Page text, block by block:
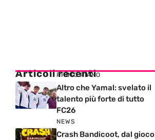
Articoli recenti
PRIMO PIANO
Altro che Yamal: svelato il
talento più forte di tutto
FC26
NEWS
Crash Bandicoot, dal gioco